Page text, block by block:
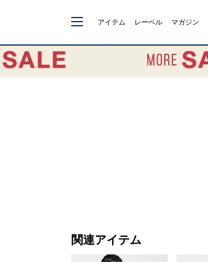
アイテム レーベル マガジン
関連アイテム